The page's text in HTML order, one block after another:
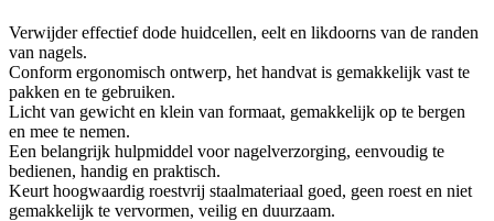
Verwijder effectief dode huidcellen, eelt en likdoorns van de randen
van nagels.
Conform ergonomisch ontwerp, het handvat is gemakkelijk vast te
pakken en te gebruiken.
Licht van gewicht en klein van formaat, gemakkelijk op te bergen
en mee te nemen.
Een belangrijk hulpmiddel voor nagelverzorging, eenvoudig te
bedienen, handig en praktisch.
Keurt hoogwaardig roestvrij staalmateriaal goed, geen roest en niet
gemakkelijk te vervormen, veilig en duurzaam.